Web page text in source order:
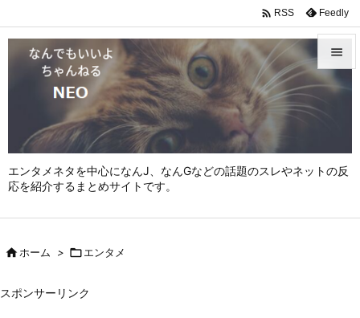
エンタメネタを中心になんJ、なんGなどの話題のスレやネットの反
応を紹介するまとめサイトです。



 RSS Feedly
ホーム > エンタメ
スポンサーリンク